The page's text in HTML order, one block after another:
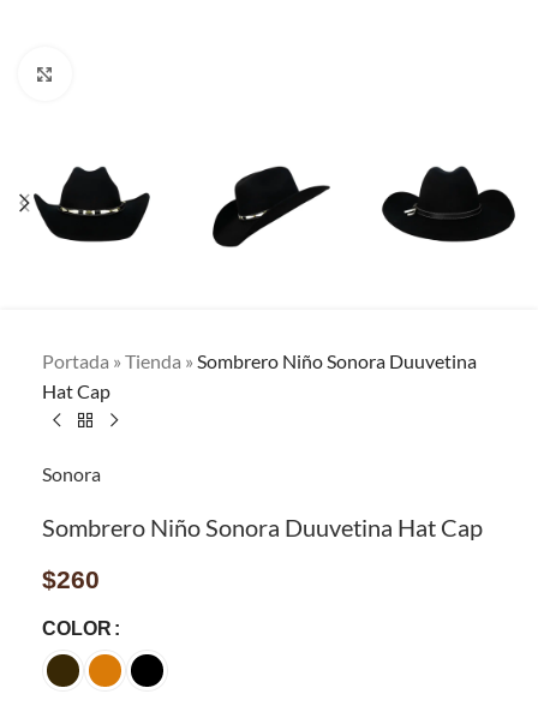
Portada » Tienda » Sombrero Niño Sonora Duuvetina
Hat Cap
Sonora
Sombrero Niño Sonora Duuvetina Hat Cap
$260
COLOR